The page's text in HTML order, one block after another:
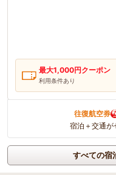
最大1,000円クーポン
利用条件あり
往復航空券
宿泊＋交通が
すべての宿